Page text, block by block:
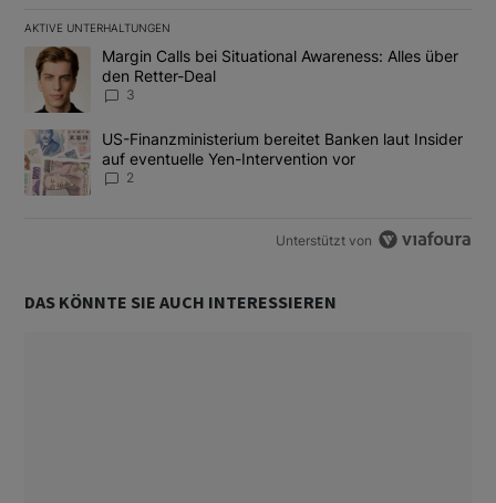
AKTIVE UNTERHALTUNGEN
Das Folgende ist eine Liste der am meisten kommentierten
Ein Trendartikel mit dem Titel "Margin Calls bei Situational
Margin Calls bei Situational Awareness: Alles über
den Retter-Deal
3
Ein Trendartikel mit dem Titel "US-Finanzministerium bereitet
US-Finanzministerium bereitet Banken laut Insider
auf eventuelle Yen-Intervention vor
2
Unterstützt von
DAS KÖNNTE SIE AUCH INTERESSIEREN